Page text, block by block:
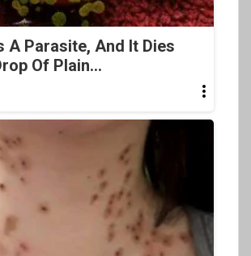
A Parasite, And It Dies
Of Plain...